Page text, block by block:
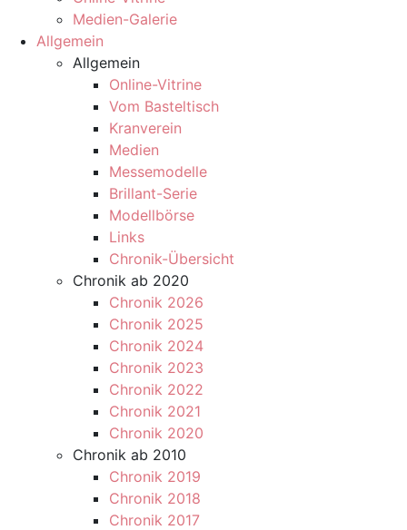
Medien-Galerie
Allgemein
Allgemein
Online-Vitrine
Vom Basteltisch
Kranverein
Medien
Messemodelle
Brillant-Serie
Modellbörse
Links
Chronik-Übersicht
Chronik ab 2020
Chronik 2026
Chronik 2025
Chronik 2024
Chronik 2023
Chronik 2022
Chronik 2021
Chronik 2020
Chronik ab 2010
Chronik 2019
Chronik 2018
Chronik 2017